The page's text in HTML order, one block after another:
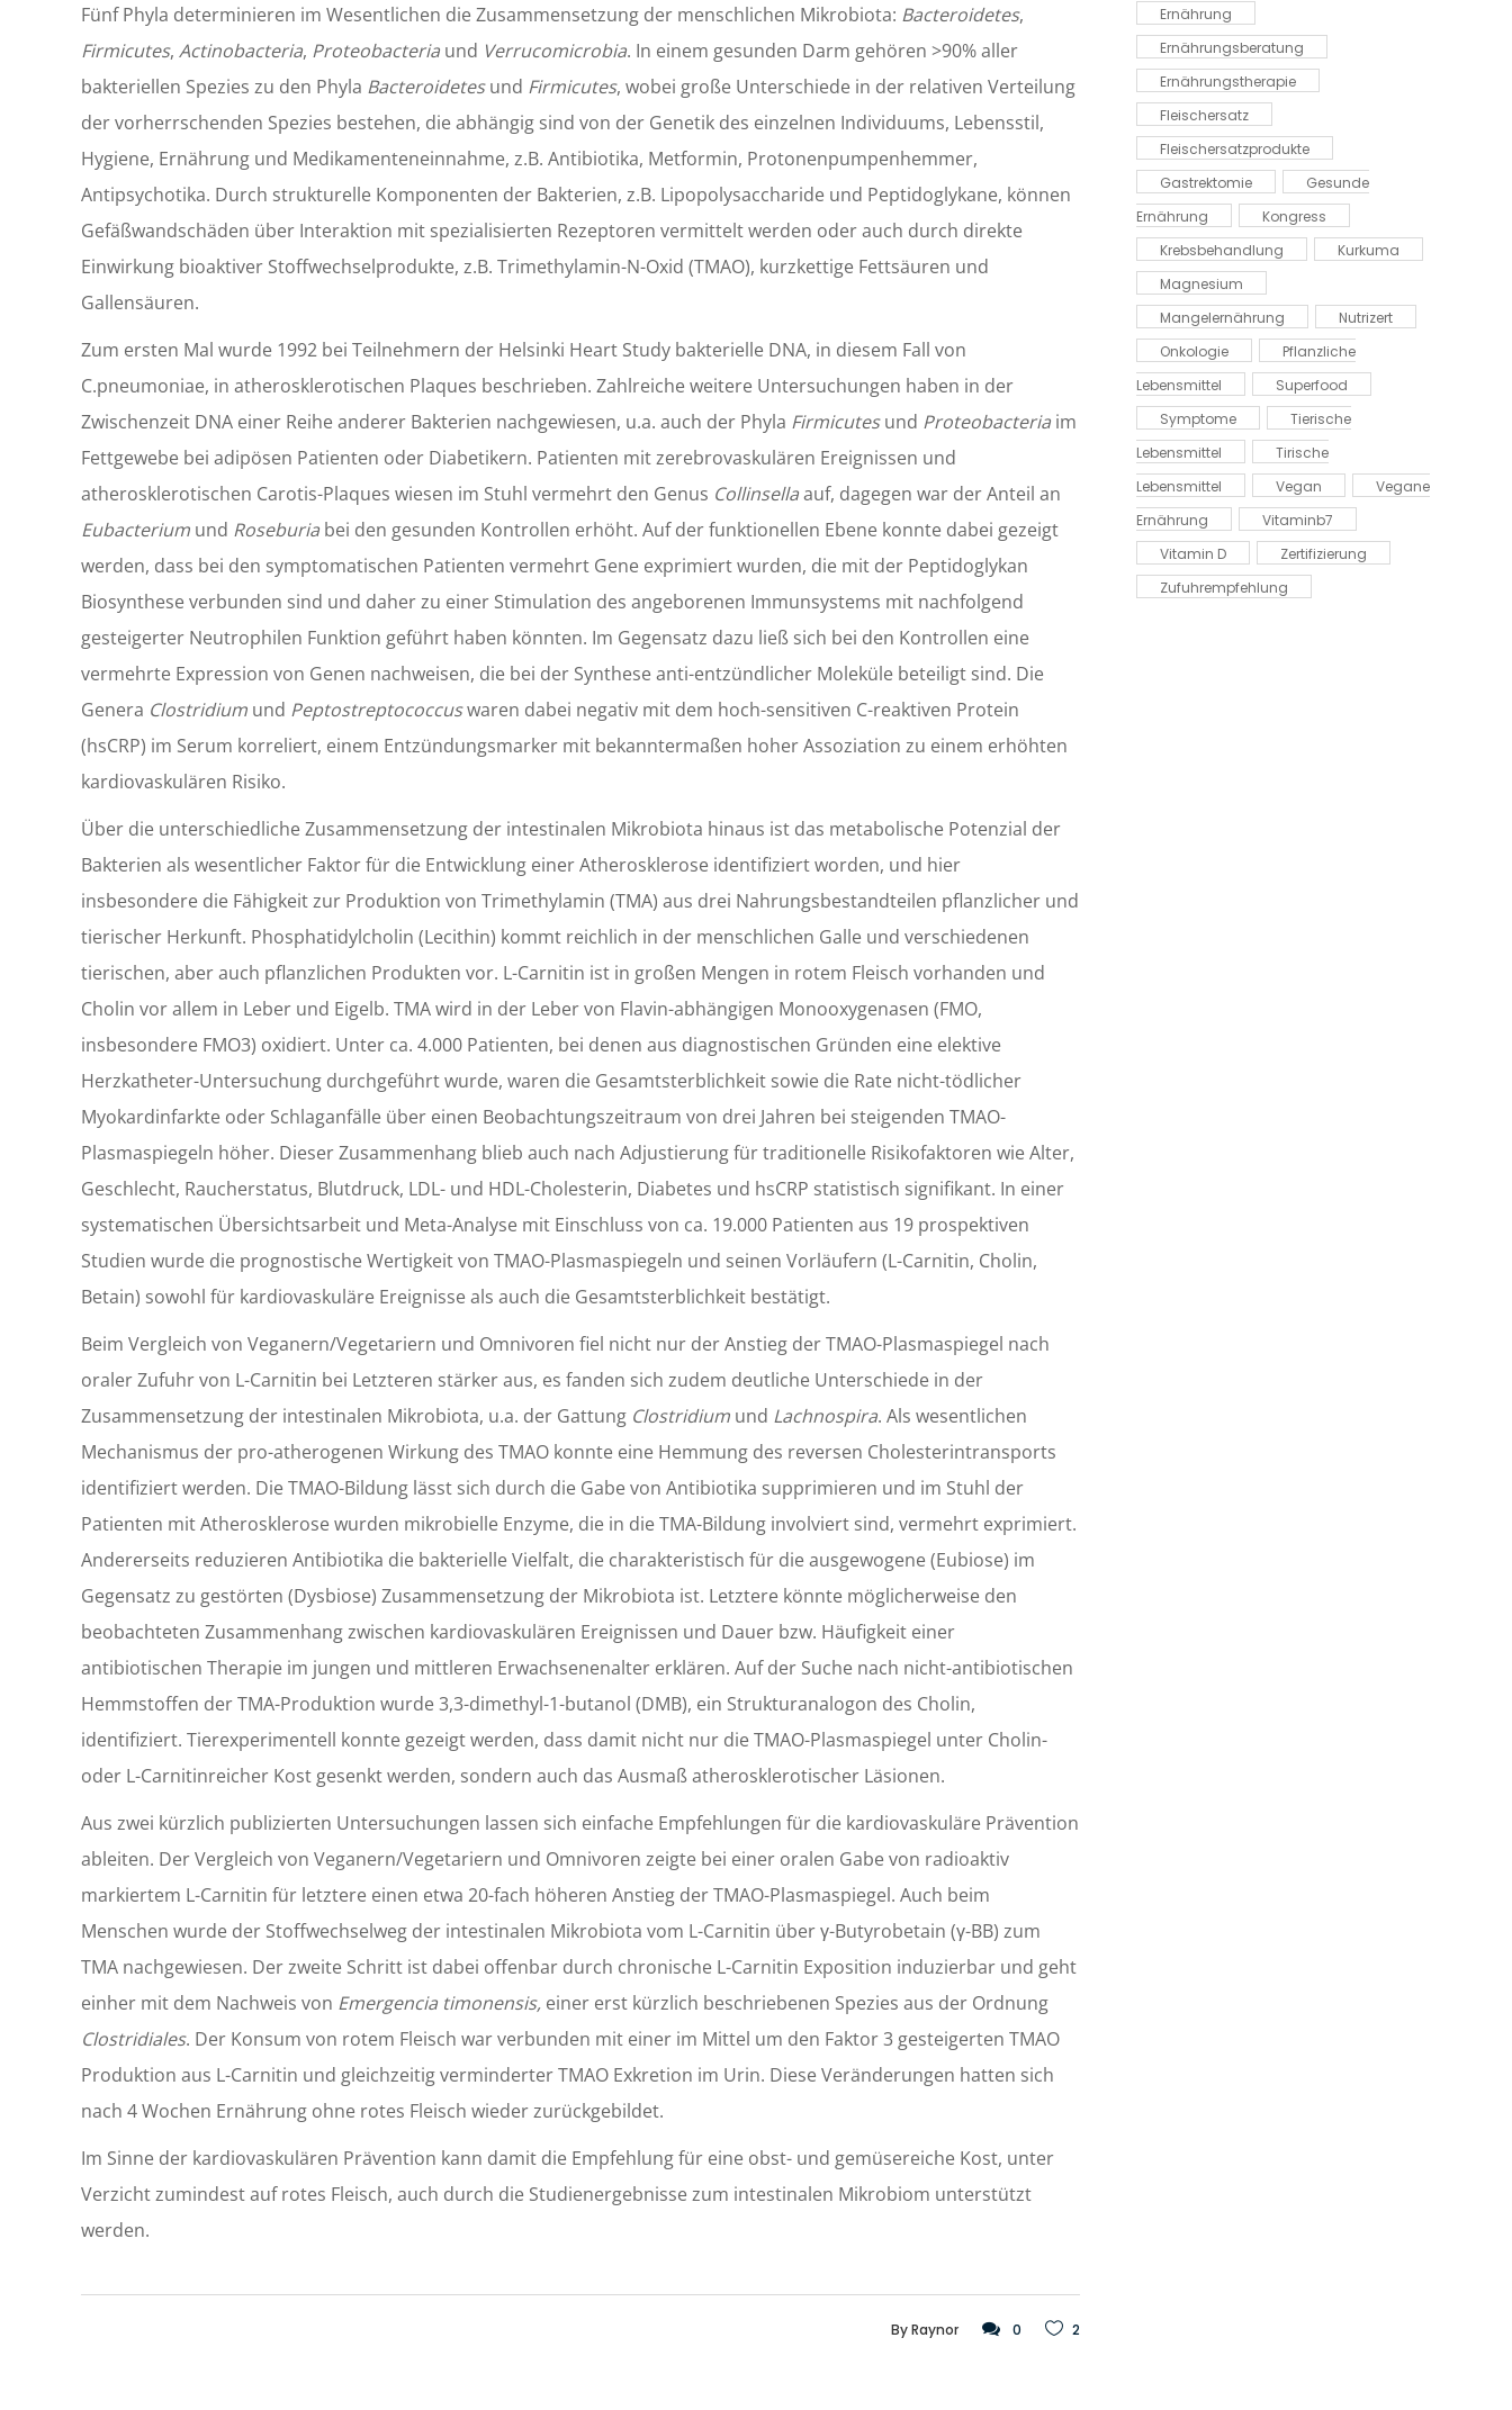
Fünf Phyla determinieren im Wesentlichen die Zusammensetzung der menschlichen Mikrobiota: Bacteroidetes,
Firmicutes, Actinobacteria, Proteobacteria und Verrucomicrobia. In einem gesunden Darm gehören >90% aller
bakteriellen Spezies zu den Phyla Bacteroidetesund Firmicutes, wobei große Unterschiede in der relativen Verteilung
der vorherrschenden Spezies bestehen, die abhängig sind von der Genetik des einzelnen Individuums, Lebensstil,
Hygiene, Ernährung und Medikamenteneinnahme, z.B. Antibiotika, Metformin, Protonenpumpenhemmer,
Antipsychotika. Durch strukturelle Komponenten der Bakterien, z.B. Lipopolysaccharide und Peptidoglykane, können
Gefäßwandschäden über Interaktion mit spezialisierten Rezeptoren vermittelt werden oder auch durch direkte
Einwirkung bioaktiver Stoffwechselprodukte, z.B. Trimethylamin-N-Oxid (TMAO), kurzkettige Fettsäuren und
Gallensäuren.
Zum ersten Mal wurde 1992 bei Teilnehmern der Helsinki Heart Study bakterielle DNA, in diesem Fall von
C.pneumoniae, in atherosklerotischen Plaques beschrieben. Zahlreiche weitere Untersuchungen haben in der
Zwischenzeit DNA einer Reihe anderer Bakterien nachgewiesen, u.a. auch der Phyla Firmicutesund Proteobacteria im
Fettgewebe bei adipösen Patienten oder Diabetikern. Patienten mit zerebrovaskulären Ereignissen und
atherosklerotischen Carotis-Plaques wiesen im Stuhl vermehrt den Genus Collinsellaauf, dagegen war der Anteil an
Eubacterium und Roseburia bei den gesunden Kontrollen erhöht. Auf der funktionellen Ebene konnte dabei gezeigt
werden, dass bei den symptomatischen Patienten vermehrt Gene exprimiert wurden, die mit der Peptidoglykan
Biosynthese verbunden sind und daher zu einer Stimulation des angeborenen Immunsystems mit nachfolgend
gesteigerter Neutrophilen Funktion geführt haben könnten. Im Gegensatz dazu ließ sich bei den Kontrollen eine
vermehrte Expression von Genen nachweisen, die bei der Synthese anti-entzündlicher Moleküle beteiligt sind. Die
Genera Clostridium und Peptostreptococcuswaren dabei negativ mit dem hoch-sensitiven C-reaktiven Protein
(hsCRP) im Serum korreliert, einem Entzündungsmarker mit bekanntermaßen hoher Assoziation zu einem erhöhten
kardiovaskulären Risiko.
Über die unterschiedliche Zusammensetzung der intestinalen Mikrobiota hinaus ist das metabolische Potenzial der
Bakterien als wesentlicher Faktor für die Entwicklung einer Atherosklerose identifiziert worden, und hier
insbesondere die Fähigkeit zur Produktion von Trimethylamin (TMA) aus drei Nahrungsbestandteilen pflanzlicher und
tierischer Herkunft. Phosphatidylcholin (Lecithin) kommt reichlich in der menschlichen Galle und verschiedenen
tierischen, aber auch pflanzlichen Produkten vor. L-Carnitin ist in großen Mengen in rotem Fleisch vorhanden und
Cholin vor allem in Leber und Eigelb. TMA wird in der Leber von Flavin-abhängigen Monooxygenasen (FMO,
insbesondere FMO3) oxidiert. Unter ca. 4.000 Patienten, bei denen aus diagnostischen Gründen eine elektive
Herzkatheter-Untersuchung durchgeführt wurde, waren die Gesamtsterblichkeit sowie die Rate nicht-tödlicher
Myokardinfarkte oder Schlaganfälle über einen Beobachtungszeitraum von drei Jahren bei steigenden TMAO-
Plasmaspiegeln höher. Dieser Zusammenhang blieb auch nach Adjustierung für traditionelle Risikofaktoren wie Alter,
Geschlecht, Raucherstatus, Blutdruck, LDL- und HDL-Cholesterin, Diabetes und hsCRP statistisch signifikant. In einer
systematischen Übersichtsarbeit und Meta-Analyse mit Einschluss von ca. 19.000 Patienten aus 19 prospektiven
Studien wurde die prognostische Wertigkeit von TMAO-Plasmaspiegeln und seinen Vorläufern (L-Carnitin, Cholin,
Betain) sowohl für kardiovaskuläre Ereignisse als auch die Gesamtsterblichkeit bestätigt.
Beim Vergleich von Veganern/Vegetariern und Omnivoren fiel nicht nur der Anstieg der TMAO-Plasmaspiegel nach
oraler Zufuhr von L-Carnitin bei Letzteren stärker aus, es fanden sich zudem deutliche Unterschiede in der
Zusammensetzung der intestinalen Mikrobiota, u.a. der Gattung Clostridium und Lachnospira. Als wesentlichen
Mechanismus der pro-atherogenen Wirkung des TMAO konnte eine Hemmung des reversen Cholesterintransports
identifiziert werden. Die TMAO-Bildung lässt sich durch die Gabe von Antibiotika supprimieren und im Stuhl der
Patienten mit Atherosklerose wurden mikrobielle Enzyme, die in die TMA-Bildung involviert sind, vermehrt exprimiert.
Andererseits reduzieren Antibiotika die bakterielle Vielfalt, die charakteristisch für die ausgewogene (Eubiose) im
Gegensatz zu gestörten (Dysbiose) Zusammensetzung der Mikrobiota ist. Letztere könnte möglicherweise den
beobachteten Zusammenhang zwischen kardiovaskulären Ereignissen und Dauer bzw. Häufigkeit einer
antibiotischen Therapie im jungen und mittleren Erwachsenenalter erklären. Auf der Suche nach nicht-antibiotischen
Hemmstoffen der TMA-Produktion wurde 3,3-dimethyl-1-butanol (DMB), ein Strukturanalogon des Cholin,
identifiziert. Tierexperimentell konnte gezeigt werden, dass damit nicht nur die TMAO-Plasmaspiegel unter Cholin-
oder L-Carnitinreicher Kost gesenkt werden, sondern auch das Ausmaß atherosklerotischer Läsionen.
Aus zwei kürzlich publizierten Untersuchungen lassen sich einfache Empfehlungen für die kardiovaskuläre Prävention
ableiten. Der Vergleich von Veganern/Vegetariern und Omnivoren zeigte bei einer oralen Gabe von radioaktiv
markiertem L-Carnitin für letztere einen etwa 20-fach höheren Anstieg der TMAO-Plasmaspiegel. Auch beim
Menschen wurde der Stoffwechselweg der intestinalen Mikrobiota vom L-Carnitin über γ-Butyrobetain (γ-BB) zum
TMA nachgewiesen. Der zweite Schritt ist dabei offenbar durch chronische L-Carnitin Exposition induzierbar und geht
einher mit dem Nachweis von Emergencia timonensis, einer erst kürzlich beschriebenen Spezies aus der Ordnung
Clostridiales. Der Konsum von rotem Fleisch war verbunden mit einer im Mittel um den Faktor 3 gesteigerten TMAO
Produktion aus L-Carnitin und gleichzeitig verminderter TMAO Exkretion im Urin. Diese Veränderungen hatten sich
nach 4 Wochen Ernährung ohne rotes Fleisch wieder zurückgebildet.
Im Sinne der kardiovaskulären Prävention kann damit die Empfehlung für eine obst- und gemüsereiche Kost, unter
Verzicht zumindest auf rotes Fleisch, auch durch die Studienergebnisse zum intestinalen Mikrobiom unterstützt
werden.
ByRaynor 0 2
Ernährung
Ernährungsberatung
Ernährungstherapie
Fleischersatz
Fleischersatzprodukte
Gastrektomie
Gesunde
Ernährung
Kongress
Krebsbehandlung
Kurkuma
Magnesium
Mangelernährung
Nutrizert
Onkologie
Pflanzliche
Lebensmittel
Superfood
Symptome
Tierische
Lebensmittel
Tirische
Lebensmittel
Vegan
Vegane
Ernährung
Vitaminb7
Vitamin D
Zertifizierung
Zufuhrempfehlung